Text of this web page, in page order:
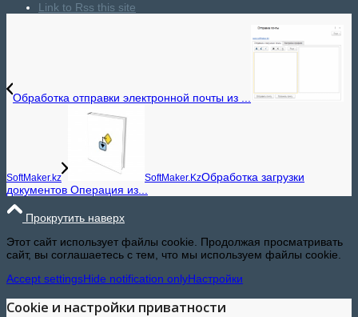
Link to Rss this site
Обработка отправки электронной почты из ...
SoftMaker.kz SoftMaker.KzОбработка загрузки
документов Операция из...
Прокрутить наверх
Этот сайт использует файлы cookie. Продолжая просматривать
сайт, вы соглашаетесь с тем, что мы используем файлы cookie.
Accept settingsHide notification onlyНастройки
Cookie и настройки приватности